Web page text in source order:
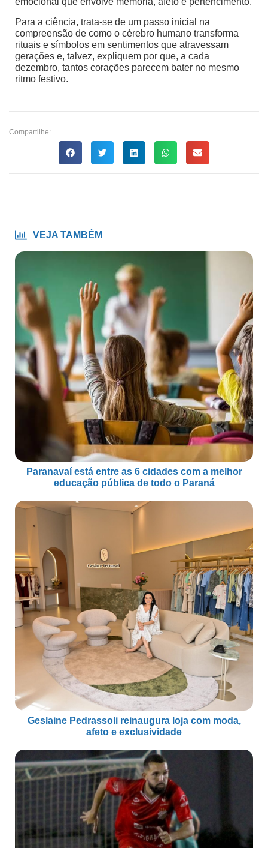
Para a ciência, trata-se de um passo inicial na
compreensão de como o cérebro humano transforma
rituais e símbolos em sentimentos que atravessam
gerações e, talvez, expliquem por que, a cada
dezembro, tantos corações parecem bater no mesmo
ritmo festivo.
Compartilhe:
VEJA TAMBÉM
Paranavaí está entre as 6 cidades com a melhor
educação pública de todo o Paraná
Geslaine Pedrassoli reinaugura loja com moda,
afeto e exclusividade